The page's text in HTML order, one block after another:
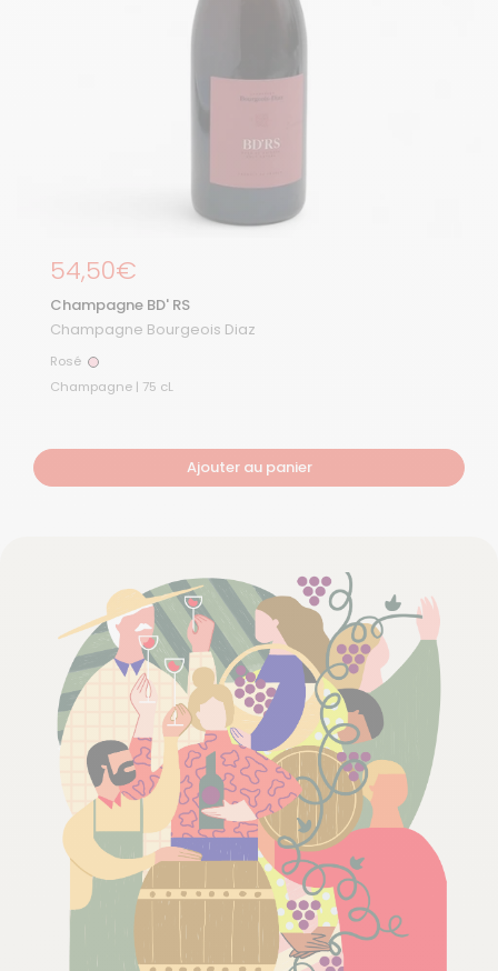
Prix régulier
54,50€
Champagne BD' RS
Champagne Bourgeois Diaz
Rosé Rosé
Champagne | 75 cL
Ajouter au panier